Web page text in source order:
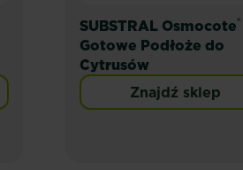
SUBSTRAL Osmocote®
Gotowe Podłoże do
Cytrusów
Znajdź sklep